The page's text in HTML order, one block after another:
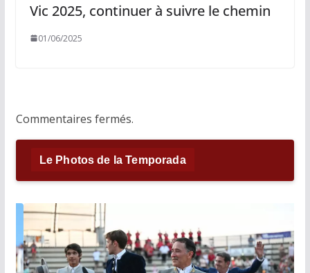
Vic 2025, continuer à suivre le chemin
01/06/2025
Commentaires fermés.
Le Photos de la Temporada